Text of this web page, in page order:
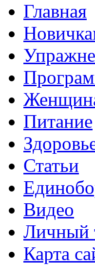
Главная
Питание
Статьи
Видео
Личный
Карта